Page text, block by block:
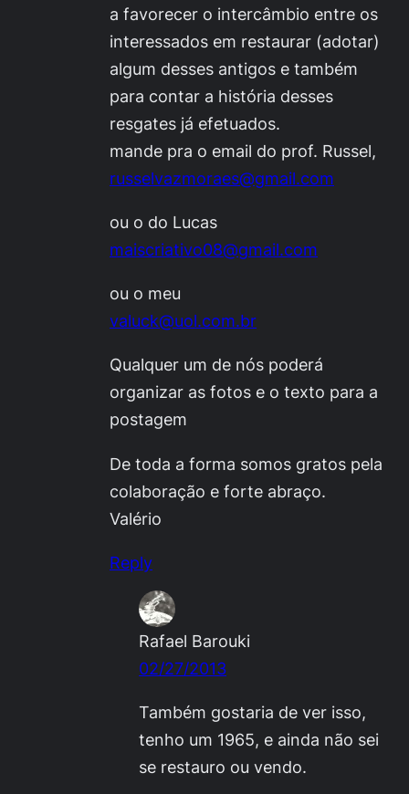
a favorecer o intercâmbio entre os
interessados em restaurar (adotar)
algum desses antigos e também
para contar a história desses
resgates já efetuados.
mande pra o email do prof. Russel,
russelvazmoraes@gmail.com
ou o do Lucas
maiscriativo08@gmail.com
ou o meu
valuck@uol.com.br
Qualquer um de nós poderá
organizar as fotos e o texto para a
postagem
De toda a forma somos gratos pela
colaboração e forte abraço.
Valério
Reply
Rafael Barouki
02/27/2013
Também gostaria de ver isso,
tenho um 1965, e ainda não sei
se restauro ou vendo.